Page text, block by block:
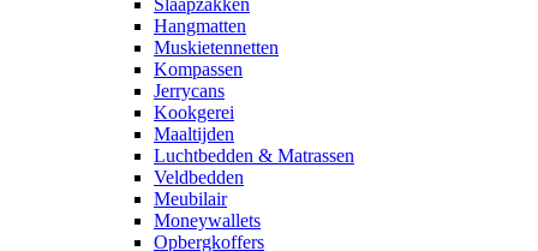
Hangmatten
Muskietennetten
Kompassen
Jerrycans
Kookgerei
Maaltijden
Luchtbedden & Matrassen
Veldbedden
Meubilair
Moneywallets
Opbergkoffers